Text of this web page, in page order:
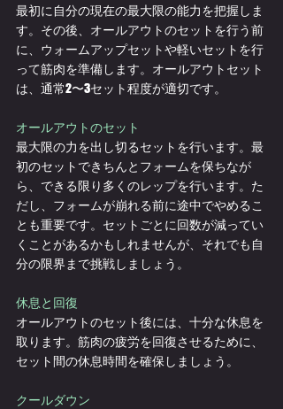
最初に自分の現在の最大限の能力を把握しま
す。その後、オールアウトのセットを行う前
に、ウォームアップセットや軽いセットを行
って筋肉を準備します。オールアウトセット
は、通常2〜3セット程度が適切です。
オールアウトのセット
最大限の力を出し切るセットを行います。最
初のセットできちんとフォームを保ちなが
ら、できる限り多くのレップを行います。た
だし、フォームが崩れる前に途中でやめるこ
とも重要です。セットごとに回数が減ってい
くことがあるかもしれませんが、それでも自
分の限界まで挑戦しましょう。
休息と回復
オールアウトのセット後には、十分な休息を
取ります。筋肉の疲労を回復させるために、
セット間の休息時間を確保しましょう。
クールダウン